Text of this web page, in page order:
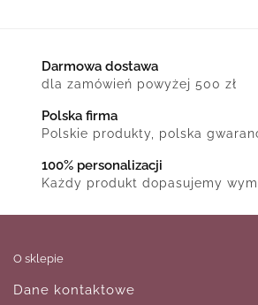
Darmowa dostawa
dla zamówień powyżej 500 zł
Polska firma
Polskie produkty, polska
100% personalizacji
Każdy produkt dopasujemy
O sklepie
Dane kontaktowe